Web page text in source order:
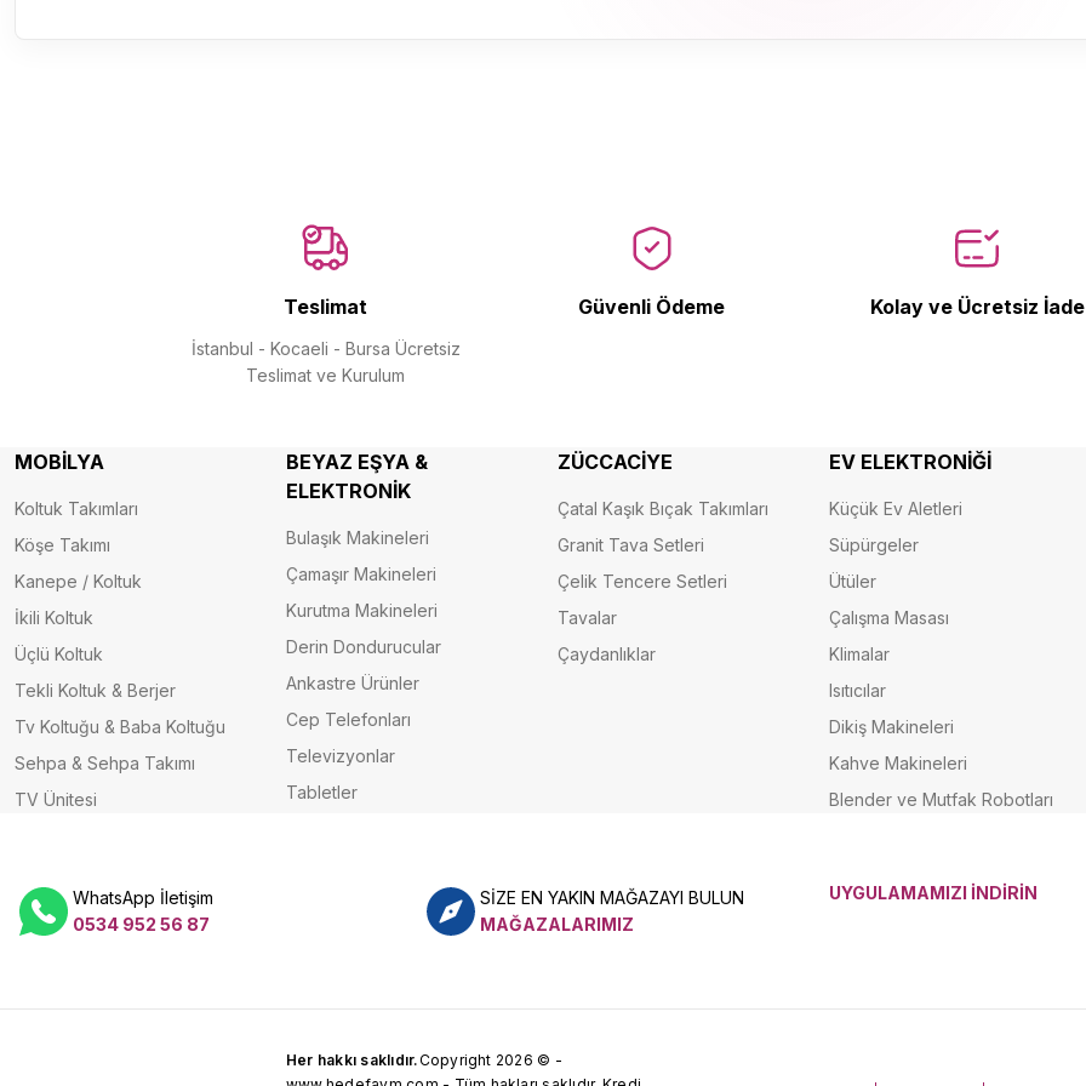
Teslimat
İstanbul - Kocaeli - Bursa Ücretsiz
Teslimat ve Kurulum
Güvenli Ödeme Kolay ve Ücretsiz İade
MOBİLYA
Koltuk Takımları
Köşe Takımı
Kanepe / Koltuk
İkili Koltuk
Üçlü Koltuk
Tekli Koltuk & Berjer
Tv Koltuğu & Baba Koltuğu
Sehpa & Sehpa Takımı
TV Ünitesi
BEYAZ EŞYA &
ELEKTRONİK
Bulaşık Makineleri
Çamaşır Makineleri
Kurutma Makineleri
Derin Dondurucular
Ankastre Ürünler
Cep Telefonları
Televizyonlar
Tabletler
ZÜCCACİYE
Çatal Kaşık Bıçak Takımları
Granit Tava Setleri
Çelik Tencere Setleri
Tavalar
Çaydanlıklar
EV ELEKTRONİĞİ
Küçük Ev Aletleri
Süpürgeler
Ütüler
Çalışma Masası
Klimalar
Isıtıcılar
Dikiş Makineleri
Kahve Makineleri
Blender ve Mutfak Robotları
WhatsApp İletişim
0534 952 56 87
SİZE EN YAKIN MAĞAZAYI BULUN
MAĞAZALARIMIZ
UYGULAMAMIZI İNDİRİN
Her hakkı saklıdır.Copyright 2026 © -